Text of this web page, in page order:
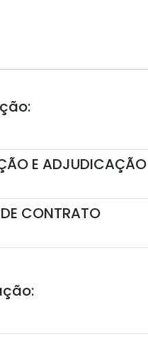
E ADJUDICAÇÃO
CONTRATO